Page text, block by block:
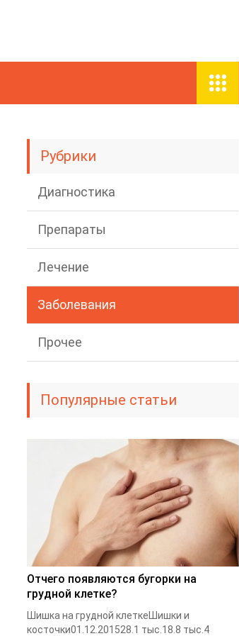
Рубрики
Диагностика
Препараты
Лечение
Заболевания
Прочее
Популярные статьи
Отчего появляются бугорки на
грудной клетке?
Шишка на грудной клеткеШишки и
косточки01.12.201528.1 тыс.18.8 тыс.4